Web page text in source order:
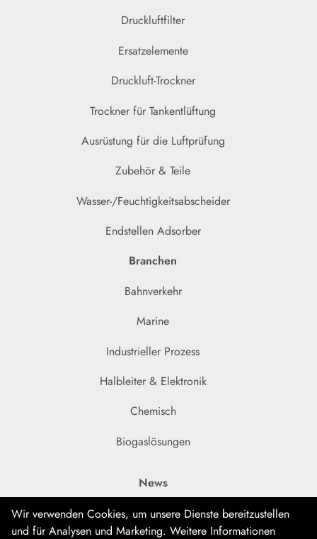
Druckluftfilter
Ersatzelemente
Druckluft-Trockner
Trockner für Tankentlüftung
Ausrüstung für die Luftprüfung
Zubehör & Teile
Wasser-/Feuchtigkeitsabscheider
Endstellen Adsorber
Branchen
Bahnverkehr
Marine
Industrieller Prozess
Halbleiter & Elektronik
Chemisch
Biogaslösungen
News
IoT-Solution für Adsorptionstrockner- Fernüberwachung
24/7
Wir verwenden Cookies, um unsere Dienste bereitzustellen
und für Analysen und Marketing. Weitere Informationen